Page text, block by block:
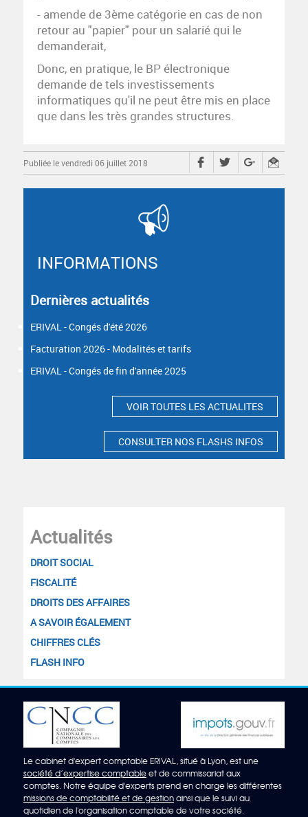
Actualités
DROIT SOCIAL
FISCALITÉ
DROITS DES AFFAIRES
A SAVOIR ÉGALEMENT
CHIFFRES CLÉS
FLASH INFO
- amende de 3ème catégorie en cas de non
retour au "papier" pour un salarié qui le
demanderait,
Donc, en pratique, le BP électronique
demande de tels investissements
informatiques qu'il ne peut être mis en place
que dans les très grandes structures.
Publiée le vendredi 06 juillet 2018
INFORMATIONS
Dernières actualités
ERIVAL - Congés d'été 2026
Facturation 2026 - Modalités et tarifs
ERIVAL - Congés de fin d'année 2025
VOIR TOUTES LES ACTUALITES
CONSULTER NOS FLASHS INFOS
Le cabinet d'expert comptable ERIVAL, situé à Lyon, est une
société d’expertise comptableet de commissariat aux
comptes. Notre équipe d'experts prend en charge les différentes
missions de comptabilité et de gestionainsi que le suivi au
quotidien de l'organisation comptable de votre société.